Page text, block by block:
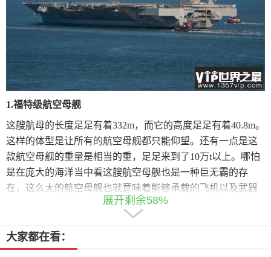
1.福特级航空母舰
这艘航母的长度足足有着332m，而它的高度足足有着40.8m。
这样的体型是让所有的航空母舰都只能仰望。还有一点是这
款航空母舰的重量是相当的重，足足来到了10万t以上。哪怕
是在庞大的海洋当中看这艘航空母舰也是一种巨无霸的存
在，这么大的航空母舰也就意味着能够承载的飞机以及武器
展开剩余58%
大家都在看：